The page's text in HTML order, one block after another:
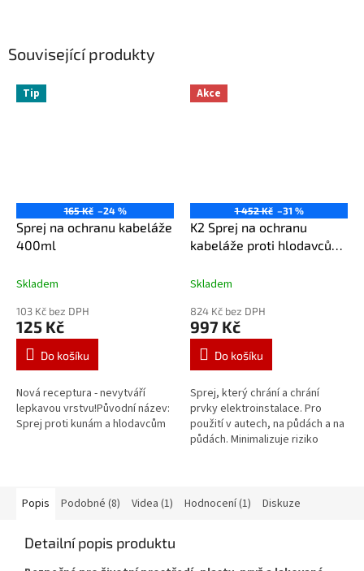
Související produkty
Tip
165 Kč –24 %
Sprej na ochranu kabeláže
400ml
Skladem
103 Kč bez DPH
125 Kč
Do košíku
Nová receptura - nevytváří
lepkavou vrstvu!Původní název:
Sprej proti kunám a hlodavcům
Akce
1 452 Kč –31 %
K2 Sprej na ochranu
kabeláže proti hlodavcům
Skladem
824 Kč bez DPH
997 Kč
Do košíku
Sprej, který chrání a chrání
prvky elektroinstalace. Pro
použití v autech, na půdách a na
půdách. Minimalizuje riziko
Popis Podobné (8) Videa (1) Hodnocení (1) Diskuze
Detailní popis produktu